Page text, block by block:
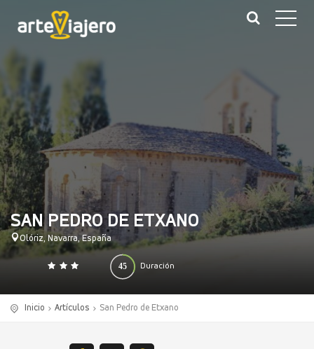
SAN PEDRO DE ETXANO
Olóriz, Navarra, España
Duración
45
0 140
Inicio Artículos San Pedro de Etxano